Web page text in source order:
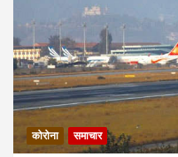
कोरोना समाचार